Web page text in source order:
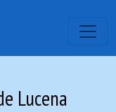
Lucena